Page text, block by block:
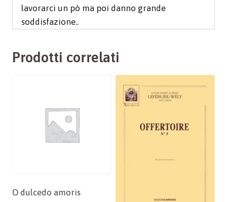
lavorarci un pò ma poi danno grande
soddisfazione..
Prodotti correlati
O dulcedo amoris